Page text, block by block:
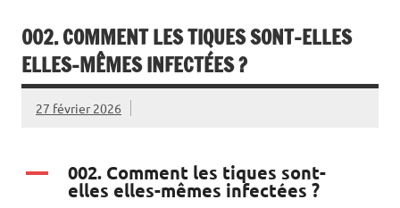
002. COMMENT LES TIQUES SONT-ELLES
ELLES-MÊMES INFECTÉES ?
27 février 2026
A 002. Comment les tiques sont-
elles elles-mêmes infectées ?